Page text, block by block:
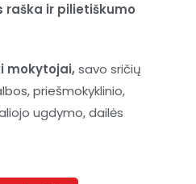
raška ir pilietiškumo
mokytojai,savo sričių
priešmokyklinio,
ugdymo, dailės